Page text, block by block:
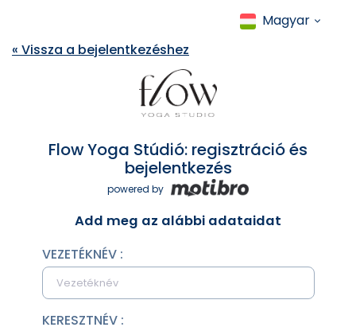
Magyar
« Vissza a bejelentkezéshez
Flow Yoga Stúdió: regisztráció és
bejelentkezés
powered by
Add meg az alábbi adataidat
VEZETÉKNÉV :
KERESZTNÉV :